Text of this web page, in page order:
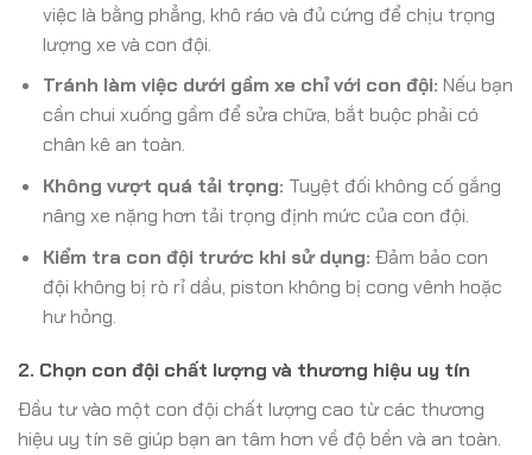
việc là bằng phẳng, khô ráo và đủ cứng để chịu trọng
lượng xe và con đội.
Tránh làm việc dưới gầm xe chỉ với con đội: Nếu bạn
cần chui xuống gầm để sửa chữa, bắt buộc phải có
chân kê an toàn.
Không vượt quá tải trọng: Tuyệt đối không cố gắng
nâng xe nặng hơn tải trọng định mức của con đội.
Kiểm tra con đội trước khi sử dụng: Đảm bảo con
đội không bị rò rỉ dầu, piston không bị cong vênh hoặc
hư hỏng.
2. Chọn con đội chất lượng và thương hiệu uy tín
Đầu tư vào một con đội chất lượng cao từ các thương
hiệu uy tín sẽ giúp bạn an tâm hơn về độ bền và an toàn.